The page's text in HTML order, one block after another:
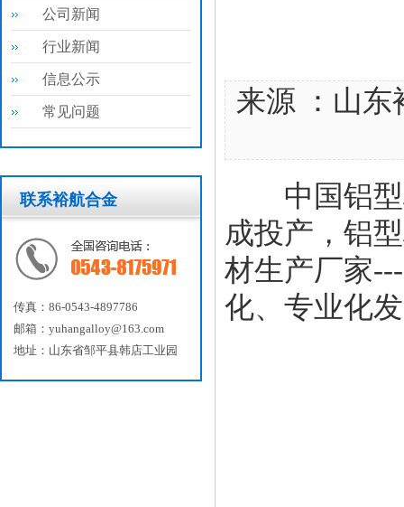
公司新闻
行业新闻
信息公示
常见问题
联系裕航合金
传真：86-0543-4897786
邮箱：yuhangalloy@163.com
地址：山东省邹平县韩店工业园
来源 ：山
中国铝型
成投产，铝
材生产厂家
化、专业化